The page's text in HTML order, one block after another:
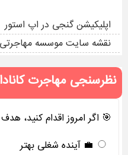
اپلیکیشن گنجی در اپ استور
نقشه سایت موسسه
نظرسنجی مهاجرت کانادا
🎯 اگر امروز اقدام کنید،
💼 آینده شغلی بهتر